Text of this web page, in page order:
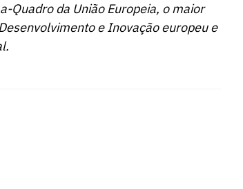
Quadro da União Europeia, o maior
e Inovação europeu e